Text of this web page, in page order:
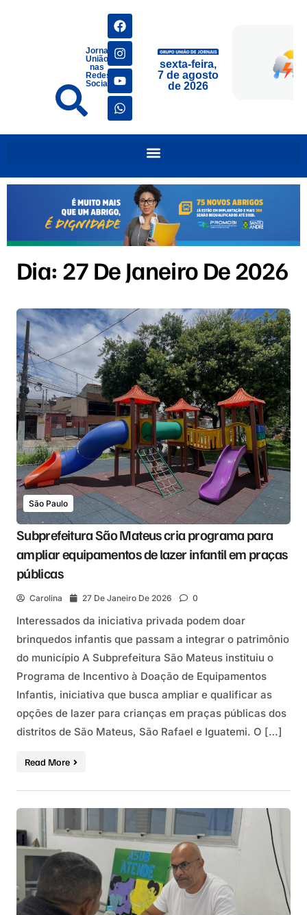
Jornais
União
nas
Redes
Sociais
sexta-feira,
7 de agosto
de 2026
Dia: 27 De Janeiro De 2026
São Paulo
Subprefeitura São Mateus cria programa para
ampliar equipamentos de lazer infantil em praças
públicas
Carolina 27 De Janeiro De 2026 0
Interessados da iniciativa privada podem doar
brinquedos infantis que passam a integrar o patrimônio
do município A Subprefeitura São Mateus instituiu o
Programa de Incentivo à Doação de Equipamentos
Infantis, iniciativa que busca ampliar e qualificar as
opções de lazer para crianças em praças públicas dos
distritos de São Mateus, São Rafael e Iguatemi. O […]
Read More